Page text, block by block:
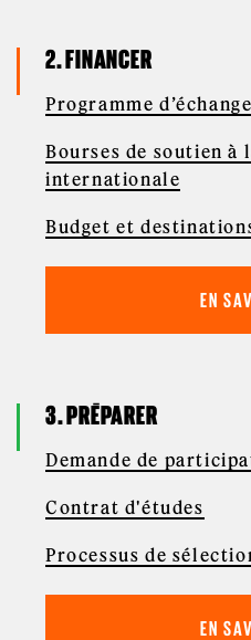
2. FINANCER
Programme
Bourses de soutien à
internationale
Budget et
EN
3. PRÉPARER
Demande de
Contrat d'études
Processus de
EN